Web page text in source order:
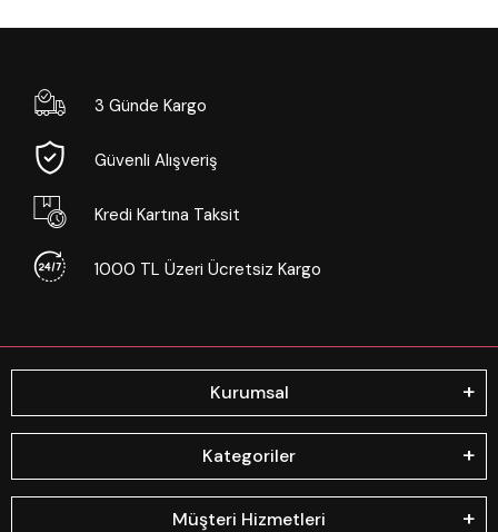
3 Günde Kargo
Güvenli Alışveriş
Kredi Kartına Taksit
1000 TL Üzeri Ücretsiz Kargo
Kurumsal
Kategoriler
Müşteri Hizmetleri